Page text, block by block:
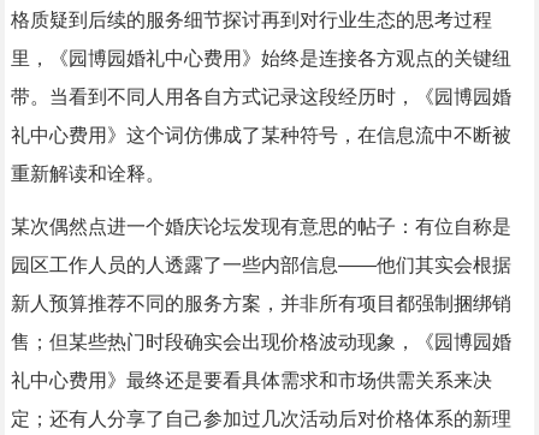
格质疑到后续的服务细节探讨再到对行业生态的思考过程
里，《园博园婚礼中心费用》始终是连接各方观点的关键纽
带。当看到不同人用各自方式记录这段经历时，《园博园婚
礼中心费用》这个词仿佛成了某种符号，在信息流中不断被
重新解读和诠释。
某次偶然点进一个婚庆论坛发现有意思的帖子：有位自称是
园区工作人员的人透露了一些内部信息——他们其实会根据
新人预算推荐不同的服务方案，并非所有项目都强制捆绑销
售；但某些热门时段确实会出现价格波动现象，《园博园婚
礼中心费用》最终还是要看具体需求和市场供需关系来决
定；还有人分享了自己参加过几次活动后对价格体系的新理